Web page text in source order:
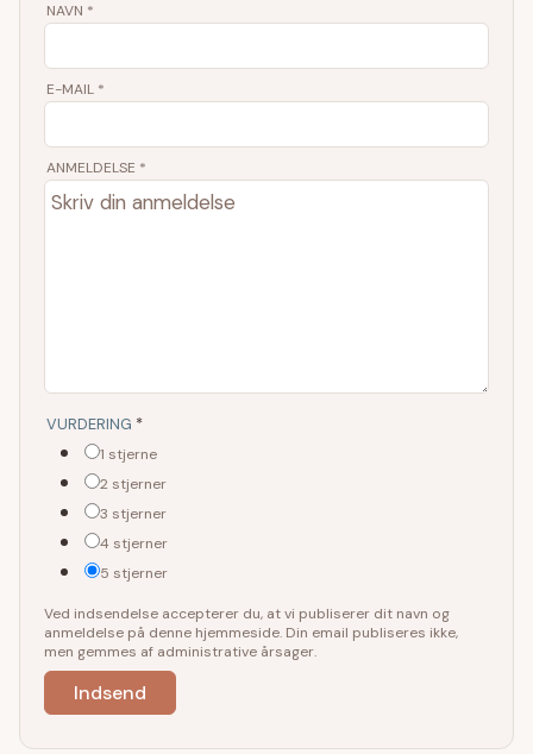
NAVN *
E-MAIL *
ANMELDELSE *
VURDERING *
1 stjerne
2 stjerner
3 stjerner
4 stjerner
5 stjerner
Ved indsendelse accepterer du, at vi publiserer dit navn og
anmeldelse på denne hjemmeside. Din email publiseres ikke,
men gemmes af administrative årsager.